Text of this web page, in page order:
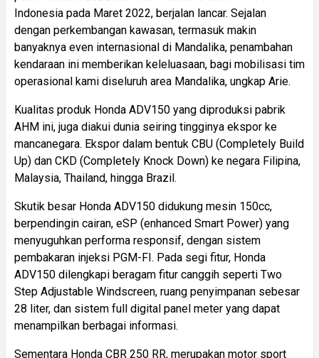
Indonesia pada Maret 2022, berjalan lancar. Sejalan
dengan perkembangan kawasan, termasuk makin
banyaknya even internasional di Mandalika, penambahan
kendaraan ini memberikan keleluasaan, bagi mobilisasi tim
operasional kami diseluruh area Mandalika, ungkap Arie.
Kualitas produk Honda ADV150 yang diproduksi pabrik
AHM ini, juga diakui dunia seiring tingginya ekspor ke
mancanegara. Ekspor dalam bentuk CBU (Completely Build
Up) dan CKD (Completely Knock Down) ke negara Filipina,
Malaysia, Thailand, hingga Brazil.
Skutik besar Honda ADV150 didukung mesin 150cc,
berpendingin cairan, eSP (enhanced Smart Power) yang
menyuguhkan performa responsif, dengan sistem
pembakaran injeksi PGM-FI. Pada segi fitur, Honda
ADV150 dilengkapi beragam fitur canggih seperti Two
Step Adjustable Windscreen, ruang penyimpanan sebesar
28 liter, dan sistem full digital panel meter yang dapat
menampilkan berbagai informasi.
Sementara Honda CBR 250 RR, merupakan motor sport